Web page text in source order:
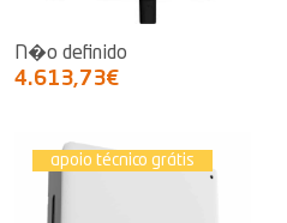
N�o definido
4.613,73€
apoio técnico grátis